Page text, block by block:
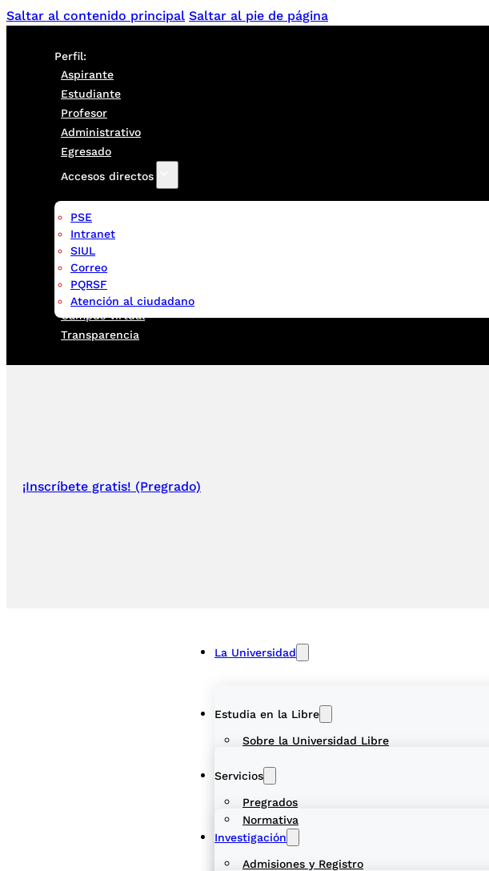
Saltar al contenido principal Saltar al pie de página
Perfil:
Aspirante
Estudiante
Profesor
Administrativo
Egresado
Accesos directos
PSE
Intranet
SIUL
Correo
PQRSF
Atención al ciudadano
Campus virtual
Transparencia
¡Inscríbete gratis! (Pregrado)
La Universidad
Sobre la Universidad Libre
Normativa
Estudia en la Libre
Pregrados
Servicios
Admisiones y Registro
Investigación